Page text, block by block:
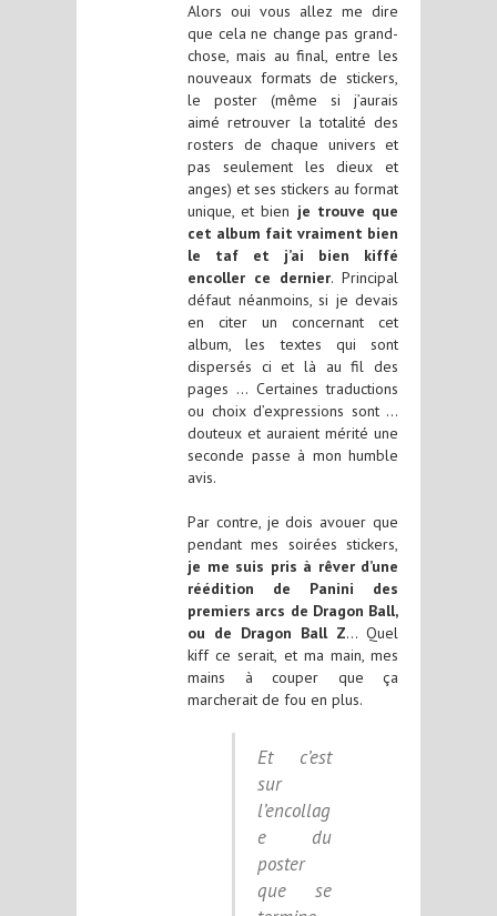
Alors oui vous allez me dire
que cela ne change pas grand-
chose, mais au final, entre les
nouveaux formats de stickers,
le poster (même si j’aurais
aimé retrouver la totalité des
rosters de chaque univers et
pas seulement les dieux et
anges) et ses stickers au format
unique, et bien je trouve que
cet album fait vraiment bien
le taf et j’ai bien kiffé
encoller ce dernier. Principal
défaut néanmoins, si je devais
en citer un concernant cet
album, les textes qui sont
dispersés ci et là au fil des
pages … Certaines traductions
ou choix d’expressions sont …
douteux et auraient mérité une
seconde passe à mon humble
avis.
Par contre, je dois avouer que
pendant mes soirées stickers,
je me suis pris à rêver d’une
réédition de Panini des
premiers arcs de Dragon Ball,
ou de Dragon Ball Z… Quel
kiff ce serait, et ma main, mes
mains à couper que ça
marcherait de fou en plus.
Et c’est
sur
l’encollag
e du
poster
que se